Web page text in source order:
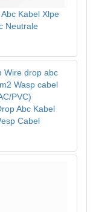
Kabel Xlpe
Neutrale
Abc Kabel
Cabel